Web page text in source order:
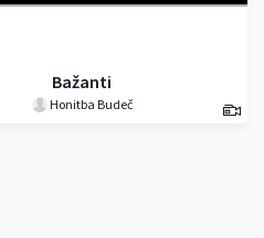
Bažanti
Honitba Budeč